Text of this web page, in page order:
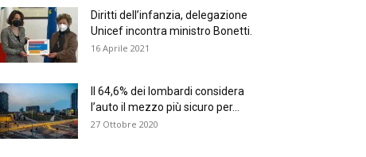
Diritti dell’infanzia, delegazione
Unicef incontra ministro Bonetti.
16 Aprile 2021
Il 64,6% dei lombardi considera
l’auto il mezzo più sicuro per...
27 Ottobre 2020